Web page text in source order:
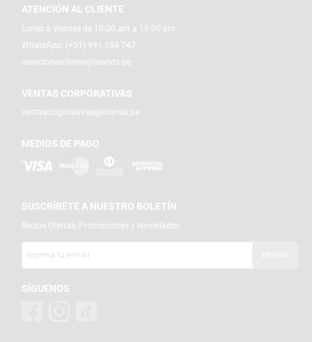
ATENCIÓN AL CLIENTE
Lunes a Viernes de 10:00 am a 10:00 pm
WhatsApp: (+51) 991 194 747
atencionalcliente@brands.pe
VENTAS CORPORATIVAS
ventascorporativas@brands.pe
MEDIOS DE PAGO
SUSCRÍBETE A NUESTRO BOLETÍN
Recibe Ofertas, Promociones y Novedades
SÍGUENOS